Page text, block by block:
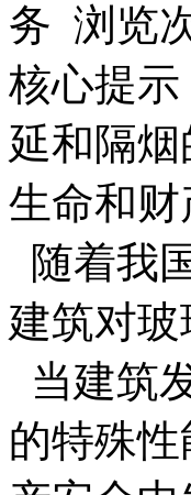
务 浏览
核心提
延和隔
生命和
随着我
建筑对
当建筑
的特殊